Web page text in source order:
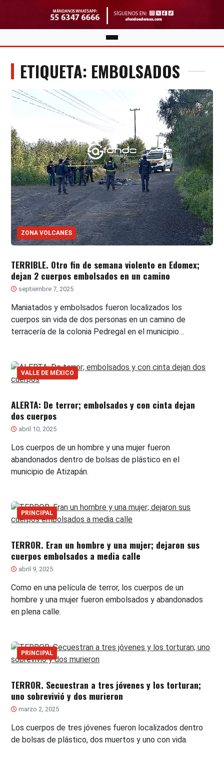
ETIQUETA: EMBOLSADOS
ZONA VOLCANES
TERRIBLE. Otro fin de semana violento en Edomex;
dejan 2 cuerpos embolsados en un camino
septiembre 7, 2025
Maniatados y embolsados fueron localizados los
cuerpos sin vida de dos personas en un camino de
terracería de la colonia Pedregal en el municipio…
VALLE DE MÉXICO
ALERTA: De terror; embolsados y con cinta dejan
dos cuerpos
abril 10, 2025
Los cuerpos de un hombre y una mujer fueron
abandonados dentro de bolsas de plástico en el
municipio de Atizapán.
PRINCIPAL
TERROR. Eran un hombre y una mujer; dejaron sus
cuerpos embolsados a media calle
abril 9, 2025
Como en una película de terror, los cuerpos de un
hombre y una mujer fueron embolsados y abandonados
en plena calle.
PRINCIPAL
TERROR. Secuestran a tres jóvenes y los torturan;
uno sobrevivió y dos murieron
marzo 2, 2025
Los cuerpos de tres jóvenes fueron localizados dentro
de bolsas de plástico, dos muertos y uno con vida.